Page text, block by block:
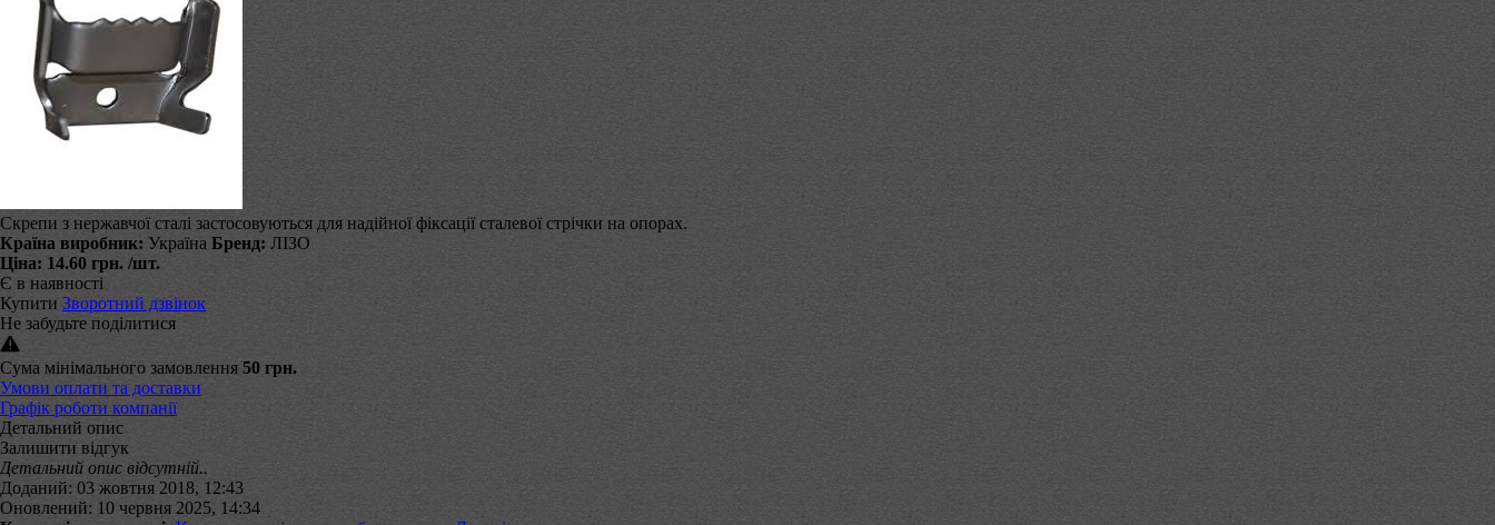
Скрепи з нержавчої сталі застосовуються для надійної фіксації сталевої стрічки на опорах.
Країна виробник: Україна Бренд: ЛІЗО
Ціна: 14.60 грн. /шт.
Є в наявності
Купити Зворотний дзвінок
Не забудьте поділитися
Сума мінімального замовлення 50 грн.
Умови оплати та доставки
Графік роботи компанії
Детальний опис
Залишити відгук
Детальний опис відсутній..
Доданий: 03 жовтня 2018, 12:43
Оновлений: 10 червня 2025, 14:34